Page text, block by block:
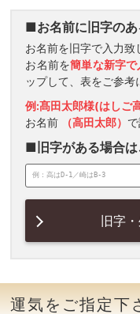
■お名前に旧字の
お名前を旧字で入力致
お名前を簡単な新字で
ップして、表をご参考
例:髙田太郎様(はしご
お名前
（高田太郎）
■旧字がある場合
旧字
運気をご指定下